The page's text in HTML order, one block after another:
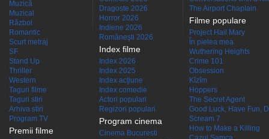
Muzică
Muzical
Război
Romantic
Scurt metraj
SF
Stand Up
Thriller
Western
Taguri filme
Taguri stiri
Arhiva stiri
Program TV
Premii filme
Dragoste 2026
Horror 2026
Indiene 2026
Româneşti 2026
Index filme
Index 2026
Index 2025
Index acţiune
Index comedie
Actori populari
Regizori populari
Program cinema
Cinema Bucuresti
The Airport Chaplain
Filme populare
Project Hail Mary
În pielea mea
Wuthering Heights
Crime 101
Obsession
Kîzîm
Hoppers
The Secret Agent
Good Luck, Have Fun,
Scream 7
How to Make a Killing